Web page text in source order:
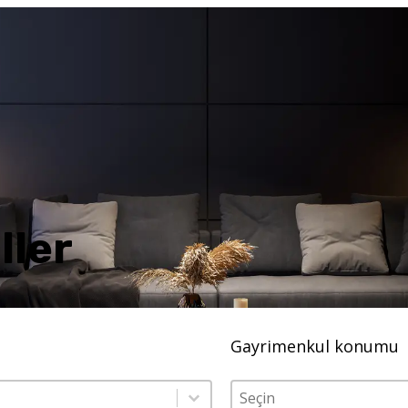
Gayrimenkul konumu